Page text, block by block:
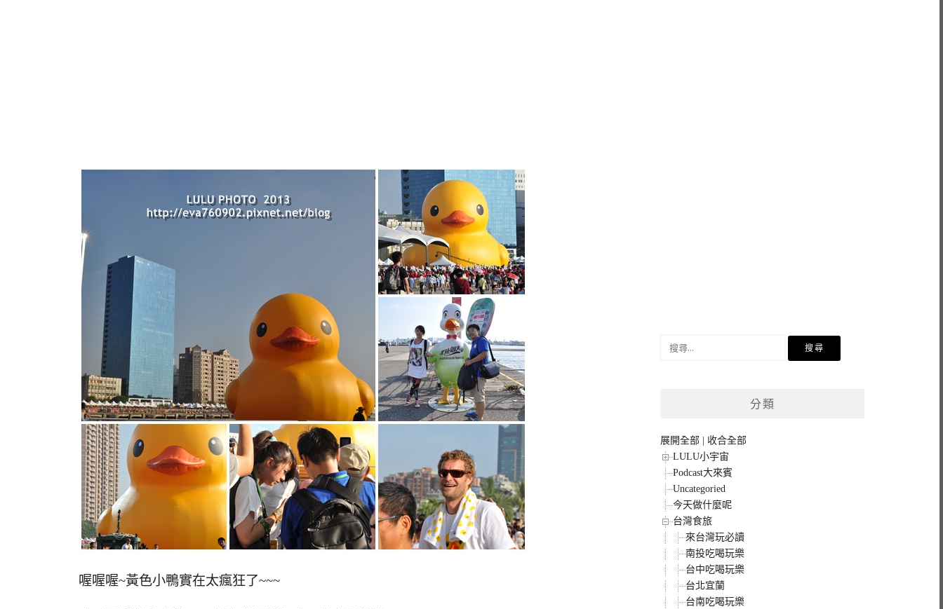
喔喔喔~黃色小鴨實在太瘋狂了~~~
分類
展開全部
收合全部
LULU小宇宙
Podcast大來賓
Uncategoried
今天做什麼呢
台灣食旅
來台灣玩必讀
南投吃喝玩樂
台中吃喝玩樂
台北宜蘭
台南吃喝玩樂